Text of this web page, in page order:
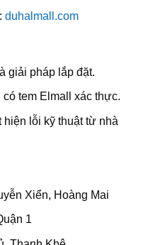
duhalmall.com
giải pháp lắp đặt.
tem Elmall xác thực.
lỗi kỹ thuật từ nhà
Xiển, Hoàng Mai
1